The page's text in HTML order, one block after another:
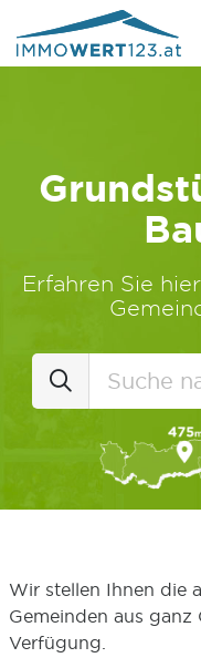
Erfahren Sie
Wir stellen Ihnen die
Gemeinden aus ganz
Verfügung.